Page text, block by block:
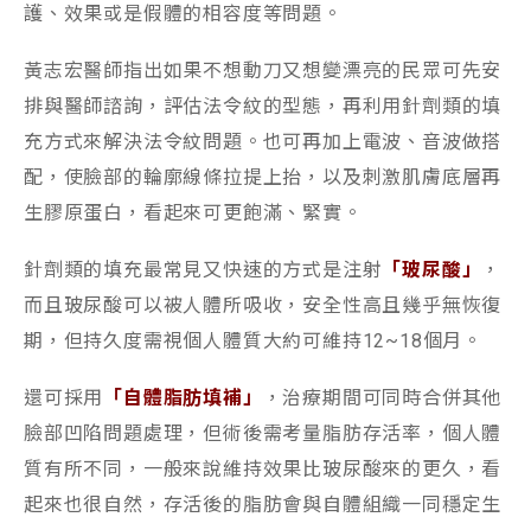
護、效果或是假體的相容度等問題。
黃志宏醫師指出如果不想動刀又想變漂亮的民眾可先安
排與醫師諮詢，評估法令紋的型態，再利用針劑類的填
充方式來解決法令紋問題。也可再加上電波、音波做搭
配，使臉部的輪廓線條拉提上抬，以及刺激肌膚底層再
生膠原蛋白，看起來可更飽滿、緊實。
針劑類的填充最常見又快速的方式是注射 「玻尿酸」
，
而且玻尿酸可以被人體所吸收，安全性高且幾乎無恢復
期，但持久度需視個人體質大約可維持12~18個月。
還可採用 「自體脂肪填補」
，治療期間可同時合併其他
臉部凹陷問題處理，但術後需考量脂肪存活率，個人體
質有所不同，一般來說維持效果比玻尿酸來的更久，看
起來也很自然，存活後的脂肪會與自體組織一同穩定生